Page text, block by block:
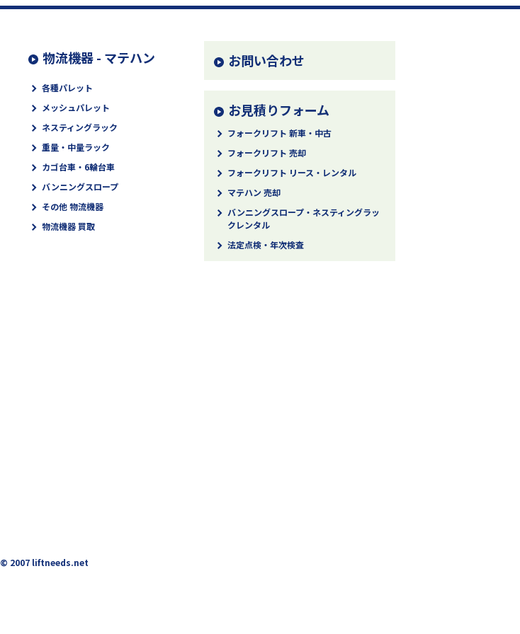
物流機器 - マテハン
各種パレット
メッシュパレット
ネスティングラック
重量・中量ラック
カゴ台車・6輪台車
バンニングスロープ
その他 物流機器
物流機器 買取
お問い合わせ
お見積りフォーム
フォークリフト 新車・中古
フォークリフト 売却
フォークリフト リース・レンタル
マテハン 売却
バンニングスロープ・ネスティングラッ
クレンタル
法定点検・年次検査
© 2007 liftneeds.net